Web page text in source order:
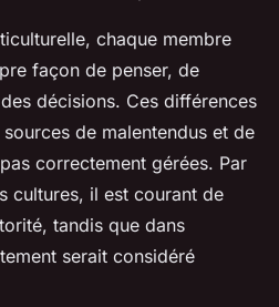
chaque membre
façon de penser, de
décisions. Ces différences
de malentendus et de
correctement gérées. Par
cultures, il est courant de
tandis que dans
serait considéré